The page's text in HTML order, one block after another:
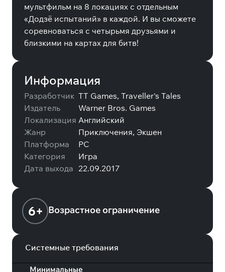
мультфильм на 8 локациях с отдельным
«Додзё испытаний» в каждой. И вы сможете
соревноваться с четырьмя друзьями и
близкими на картах для битв!
Информация
Разработчик TT Games, Traveller's Tales
Издатель
Warner Bros. Games
Локализация Английский
Жанр
Приключения, Экшен
Платформа
PC
Категория
Игра
Дата выхода 22.09.2017
6+ Возрастное ограничение
Системные требования
Минимальные